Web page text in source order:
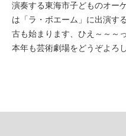
演奏する東海市子どものオー
は「ラ・ボエーム」に出演す
古も始まります、ひえ～～～
本年も芸術劇場をどうぞよろ